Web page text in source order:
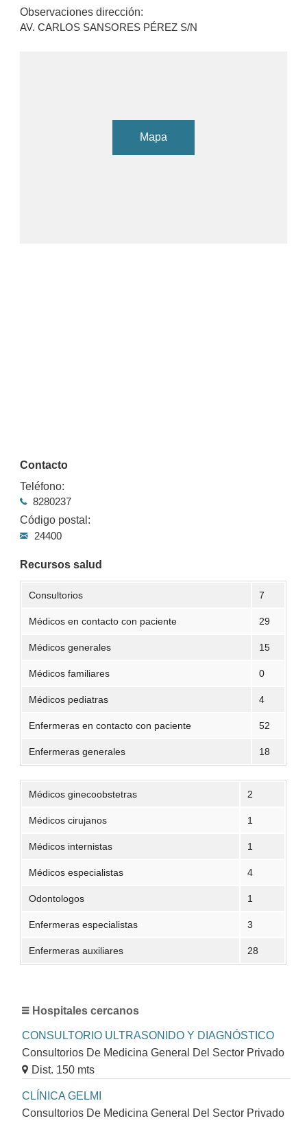
Observaciones dirección:
AV. CARLOS SANSORES PÉREZ S/N
Mapa
Contacto
Teléfono:
8280237
Código postal:
24400
Recursos salud
Consultorios 7
Médicos en contacto con paciente 29
Médicos generales 15
Médicos familiares 0
Médicos pediatras 4
Enfermeras en contacto con paciente 52
Enfermeras generales 18
Médicos ginecoobstetras 2
Médicos cirujanos 1
Médicos internistas 1
Médicos especialistas 4
Odontologos 1
Enfermeras especialistas 3
Enfermeras auxiliares 28
Hospitales cercanos
CONSULTORIO ULTRASONIDO Y DIAGNÓSTICO
Consultorios De Medicina General Del Sector Privado
Dist. 150 mts
CLÍNICA GELMI
Consultorios De Medicina General Del Sector Privado